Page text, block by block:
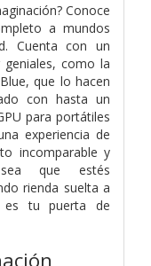
Conoce
a mundos
Cuenta con un
como la
que lo hacen
con hasta un
para portátiles
experiencia de
incomparable y
sea que estés
rienda suelta a
es tu puerta de